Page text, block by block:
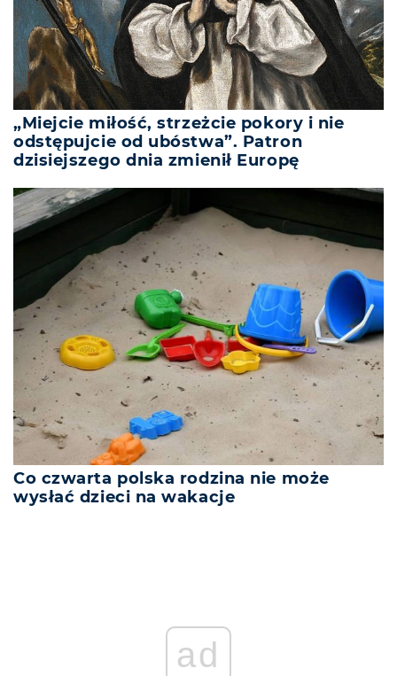
„Miejcie miłość, strzeżcie pokory i nie
odstępujcie od ubóstwa”. Patron
dzisiejszego dnia zmienił Europę
Co czwarta polska rodzina nie może
wysłać dzieci na wakacje
ad